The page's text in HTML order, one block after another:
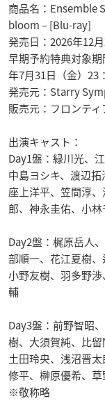
商品名：Ensemble
bloom – [Blu-ray]
発売日：2026年12月
早期予約特典対象
年7月31日（金）23
発売元：Starry
販売元：フロンティ
出演キャスト：
Day1盤：緑川光、
中島ヨシキ、渡辺
座上洋平、笠間淳
郎、神永圭佑、小
Day2盤：梶原岳人
部順一、花江夏樹、
小野友樹、羽多野
輔
Day3盤：前野智昭
樹、大須賀純、比留
土田玲央、浅沼晋
修平、榊原優希、
※敬称略